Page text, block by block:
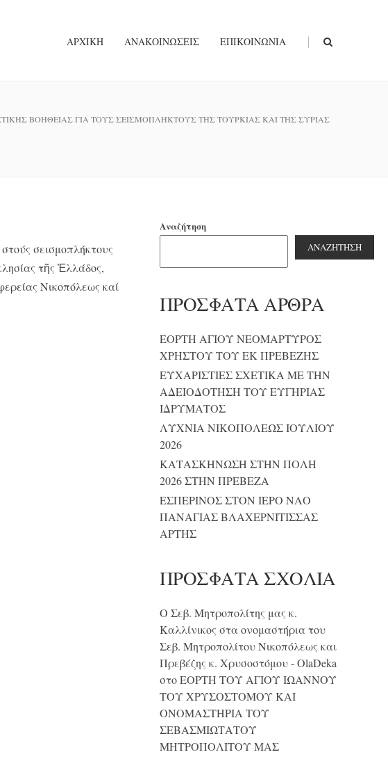
ΑΡΧΙΚΉ ΑΝΑΚΟΙΝΏΣΕΙΣ ΕΠΙΚΟΙΝΩΝΊΑ |
ΒΟΗΘΕΙΑΣ ΓΙΑ ΤΟΥΣ ΣΕΙΣΜΟΠΛΗΚΤΟΥΣ ΤΗΣ ΤΟΥΡΚΙΑΣ ΚΑΙ ΤΗΣ ΣΥΡΙΑΣ
σεισμοπλήκτους
τῆς Ἑλλάδος,
Νικοπόλεως καί
Αναζήτηση
ΑΝΑΖΉΤΗΣΗ
ΠΡΌΣΦΑΤΑ ΆΡΘΡΑ
ΕΟΡΤΗ ΑΓΙΟΥ ΝΕΟΜΑΡΤΥΡΟΣ
ΧΡΗΣΤΟΥ ΤΟΥ ΕΚ ΠΡΕΒΕΖΗΣ
ΕΥΧΑΡΙΣΤΙΕΣ ΣΧΕΤΙΚΑ ΜΕ ΤΗΝ
ΑΔΕΙΟΔΟΤΗΣΗ ΤΟΥ ΕΥΓΗΡΙΑΣ
ΙΔΡΥΜΑΤΟΣ
ΛΥΧΝΙΑ ΝΙΚΟΠΟΛΕΩΣ ΙΟΥΛΙΟΥ
2026
ΚΑΤΑΣΚΗΝΩΣΗ ΣΤΗΝ ΠΟΛΗ
2026 ΣΤΗΝ ΠΡΕΒΕΖΑ
ΕΣΠΕΡΙΝΟΣ ΣΤΟΝ ΙΕΡΟ ΝΑΟ
ΠΑΝΑΓΙΑΣ ΒΛΑΧΕΡΝΙΤΙΣΣΑΣ
ΑΡΤΗΣ
ΠΡΌΣΦΑΤΑ ΣΧΌΛΙΑ
Ο Σεβ. Μητροπολίτης μας κ.
Καλλίνικος στα ονομαστήρια του
Σεβ. Μητροπολίτου Νικοπόλεως και
Πρεβέζης κ. Χρυσοστόμου - OlaDeka
στοΕΟΡΤΗ ΤΟΥ ΑΓΙΟΥ ΙΩΑΝΝΟΥ
ΤΟΥ ΧΡΥΣΟΣΤΟΜΟΥ ΚΑΙ
ONΟΜΑΣΤΗΡΙΑ ΤΟΥ
ΣΕΒΑΣΜΙΩΤΑΤΟΥ
ΜΗΤΡΟΠΟΛΙΤΟΥ ΜΑΣ